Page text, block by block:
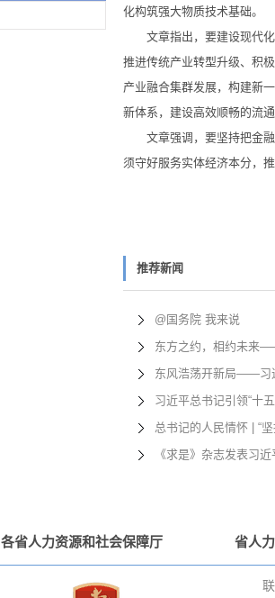
化构筑强大物质技术基础。
文章指出，要建设现代化
推进传统产业转型升级、积
产业融合集群发展，构建新
新体系，建设高效顺畅的流
文章强调，要坚持把金融
须守好服务实体经济本分，
推荐新闻
@国务院 我来说
东方之约，相约未来
东风浩荡开新局——习
习近平总书记引领“十
总书记的人民情怀 | “
《求是》杂志发表习
各省人力资源和社会保障厅 省人